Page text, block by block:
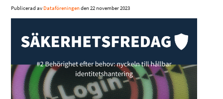
Publicerad av Dataföreningenden22 november 2023